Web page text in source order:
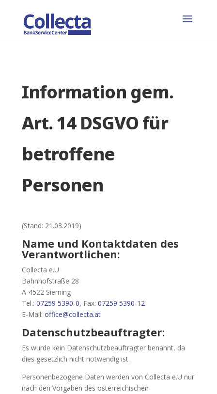
Information gem.
Art. 14 DSGVO für
betroffene
Personen
(Stand: 21.03.2019)
Name und Kontaktdaten des
Verantwortlichen:
Collecta e.U
Bahnhofstraße 28
A-4522 Sierning
Tel.: 07259 5390-0, Fax: 07259 5390-12
E-Mail: office@collecta.at
Datenschutzbeauftragter:
Es wurde kein Datenschutzbeauftragter benannt, da
dies gesetzlich nicht notwendig ist.
Personenbezogene Daten werden von Collecta e.U nur
nach den Vorgaben des österreichischen